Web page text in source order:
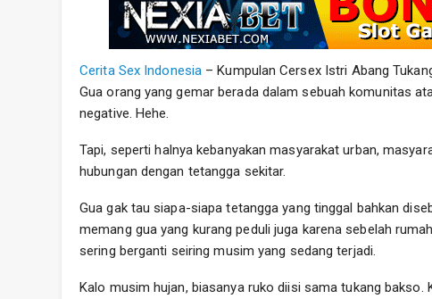
Cerita Sex Indonesia – Kumpulan Cersex Istri Abang
Gua orang yang gemar berada dalam sebuah komunitas
negative. Hehe.
Tapi, seperti halnya kebanyakan masyarakat urban,
hubungan dengan tetangga sekitar.
Gua gak tau siapa-siapa tetangga yang tinggal bahkan
memang gua yang kurang peduli juga karena sebelah
sering berganti seiring musim yang sedang terjadi.
Kalo musim hujan, biasanya ruko diisi sama tukang